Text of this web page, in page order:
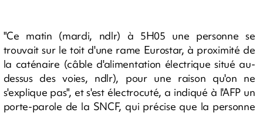
"Ce matin (mardi, ndlr) à 5H05 une personne se
trouvait sur le toit d'une rame Eurostar, à proximité de
la caténaire (câble d'alimentation électrique situé au-
dessus des voies, ndlr), pour une raison qu'on ne
s'explique pas", et s'est électrocuté, a indiqué à l'AFP un
porte-parole de la SNCF, qui précise que la personne